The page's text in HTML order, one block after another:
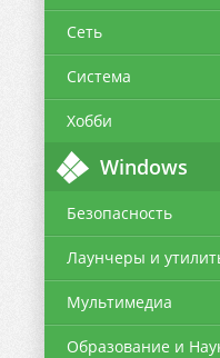
Сеть
Система
Хобби
Windows
Безопасность
Лаунчеры и
Мультимедиа
Образование и